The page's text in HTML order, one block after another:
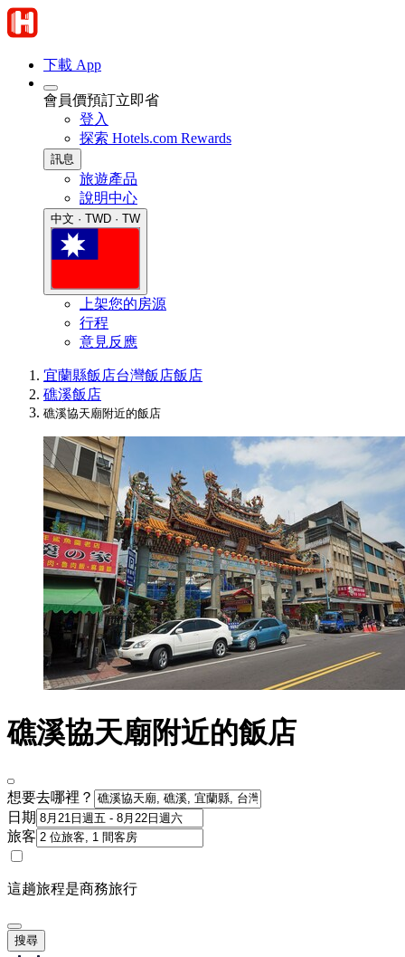
下載 App
會員價預訂立即省
登入
探索 Hotels.com Rewards
訊息
旅遊產品
說明中心
中文 · TWD · TW
上架您的房源
行程
意見反應
宜蘭縣飯店台灣飯店飯店
礁溪飯店
礁溪協天廟附近的飯店
礁溪協天廟附近的飯店
想要去哪裡？
日期
旅客
這趟旅程是商務旅行
搜尋